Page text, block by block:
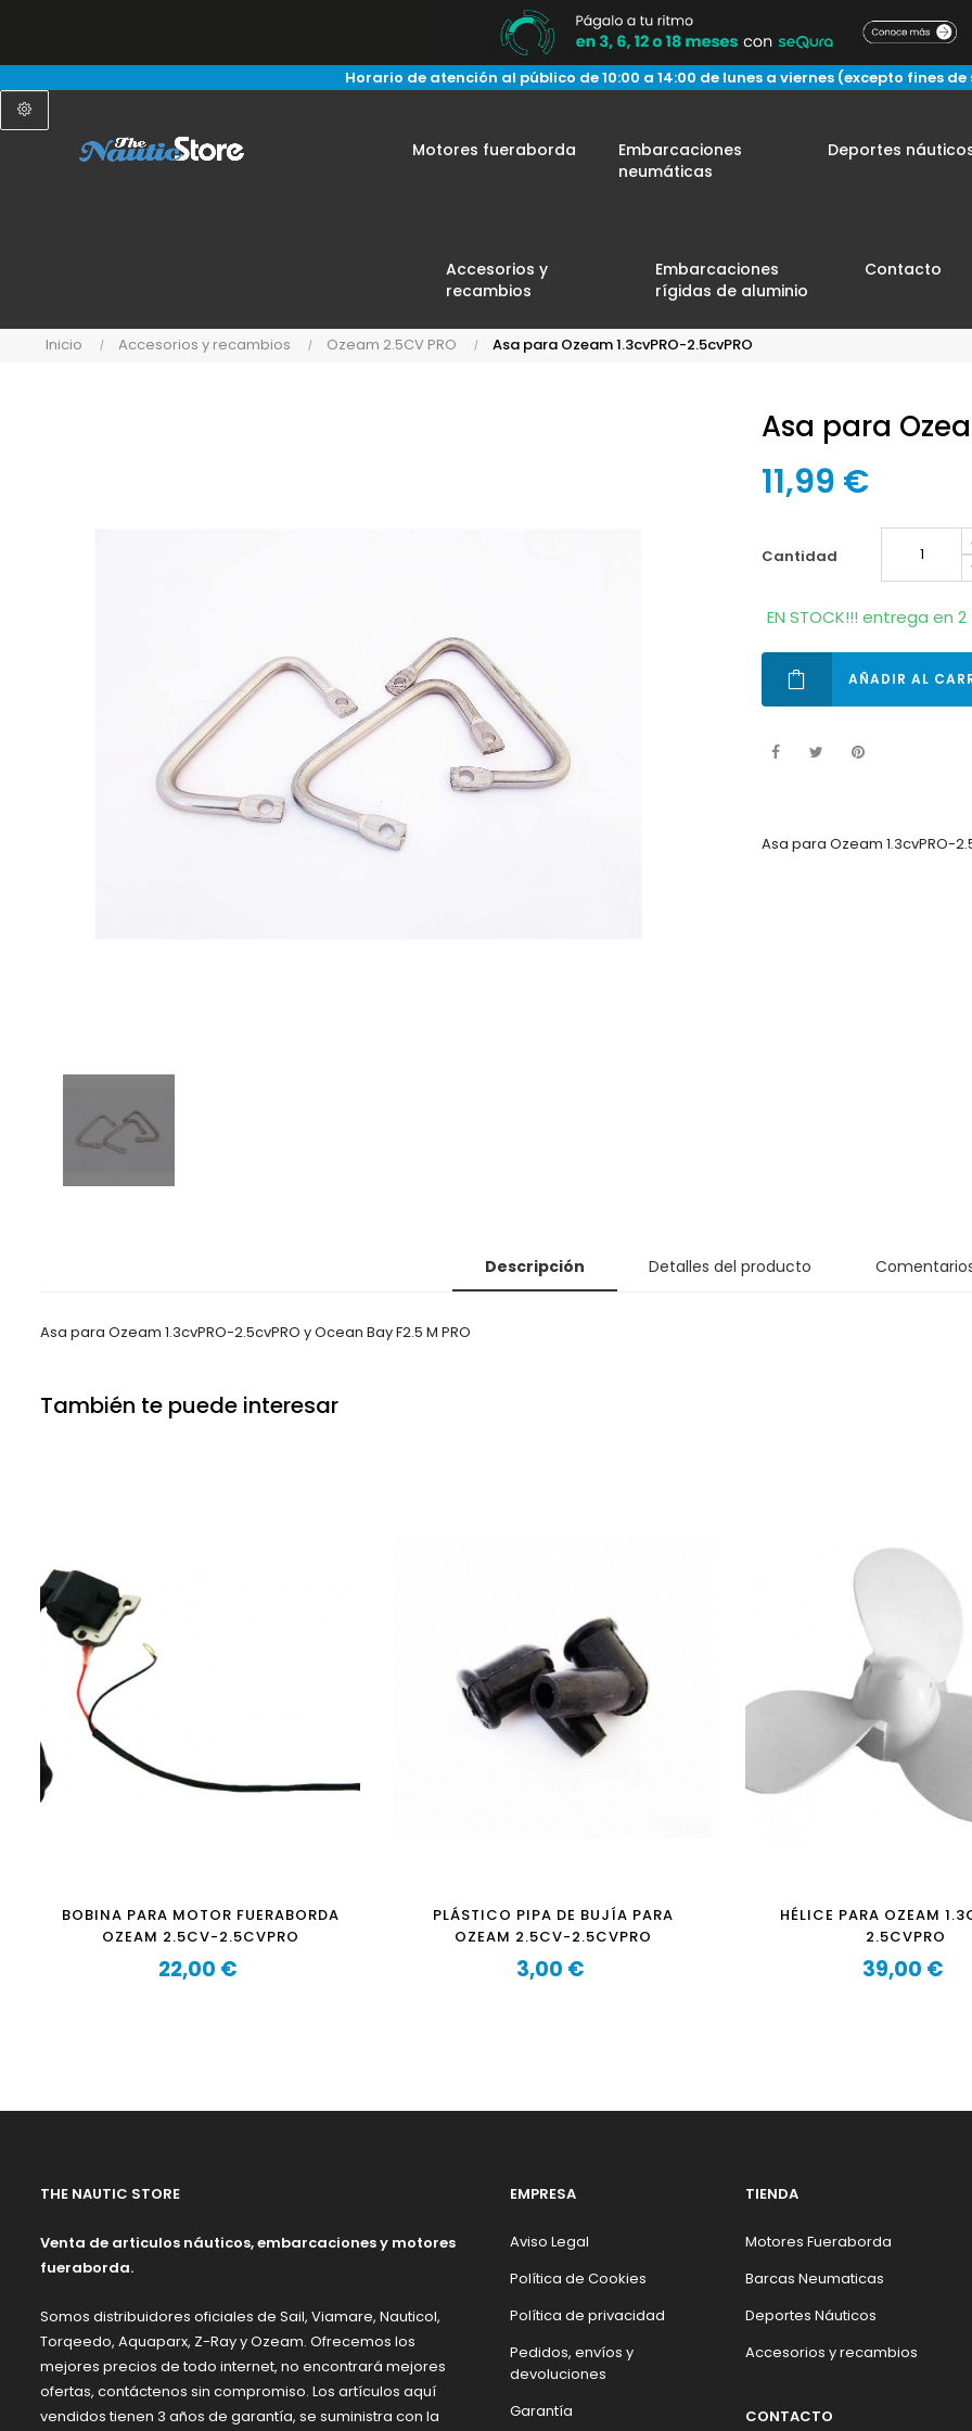
Horario de atención al público de 10:00 a 14:00 de lunes a viernes (excepto fines
Motores fueraborda
Embarcaciones
neumáticas
Deportes
Accesorios y
recambios
Embarcaciones
rígidas de aluminio
Contacto
Inicio Accesorios y recambios Ozeam 2.5CV PRO Asa para Ozeam 1.3cvPRO-2.5cvPRO
Asa para
11,99 €
cantidad
EN STOCK!!! entrega en
AÑADIR AL
Asa para Ozeam 1.3cvPRO-
Descripción Detalles del producto
Asa para Ozeam 1.3cvPRO-2.5cvPRO y Ocean Bay F2.5 M PRO
También te puede interesar
BOBINA PARA MOTOR FUERABORDA
OZEAM 2.5CV-2.5CVPRO
Precio
22,00 €
PLÁSTICO PIPA DE BUJÍA PARA
OZEAM 2.5CV-2.5CVPRO
Precio
3,00 €
HÉLICE PARA OZEAM
2.5CVPRO
Precio
39,00 €
THE NAUTIC STORE
Venta de articulos náuticos, embarcaciones y motores
fueraborda.
Somos distribuidores oficiales de Sail, Viamare, Nauticol,
Torqeedo, Aquaparx, Z-Ray y Ozeam. Ofrecemos los
mejores precios de todo internet, no encontrará mejores
ofertas, contáctenos sin compromiso. Los artículos aquí
vendidos tienen 3 años de garantía, se suministra con la
EMPRESA
Aviso Legal
Política de Cookies
Política de privacidad
Pedidos, envíos y
devoluciones
Garantía
TIENDA
Motores Fueraborda
Barcas Neumaticas
Deportes Náuticos
Accesorios y recambios
CONTACTO